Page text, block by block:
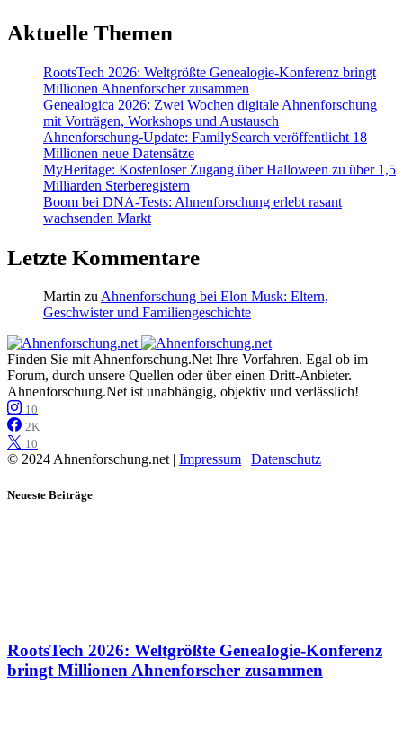
Aktuelle Themen
RootsTech 2026: Weltgrößte Genealogie-Konferenz bringt
Millionen Ahnenforscher zusammen
Genealogica 2026: Zwei Wochen digitale Ahnenforschung
mit Vorträgen, Workshops und Austausch
Ahnenforschung-Update: FamilySearch veröffentlicht 18
Millionen neue Datensätze
MyHeritage: Kostenloser Zugang über Halloween zu über 1,5
Milliarden Sterberegistern
Boom bei DNA-Tests: Ahnenforschung erlebt rasant
wachsenden Markt
Letzte Kommentare
Martin zu Ahnenforschung bei Elon Musk: Eltern,
Geschwister und Familiengeschichte
Finden Sie mit Ahnenforschung.Net Ihre Vorfahren. Egal ob im
Forum, durch unsere Quellen oder über einen Dritt-Anbieter.
Ahnenforschung.Net ist unabhängig, objektiv und verlässlich!
10
2K
10
© 2024 Ahnenforschung.net | Impressum | Datenschutz
Neueste Beiträge
RootsTech 2026: Weltgrößte Genealogie-Konferenz
bringt Millionen Ahnenforscher zusammen